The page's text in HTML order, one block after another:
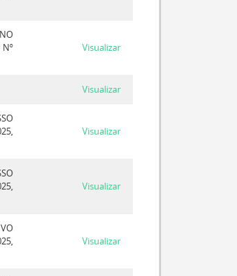
Visualizar
Visualizar
Visualizar
Visualizar
Visualizar